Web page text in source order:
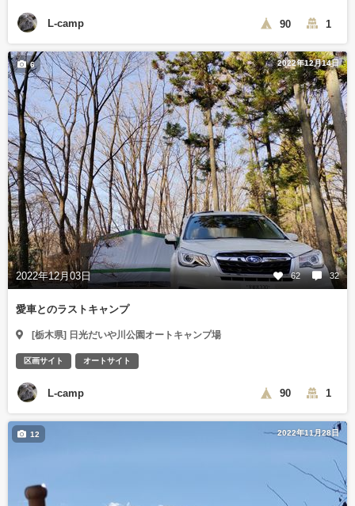
L-camp 90 1
2022年12月14日
2022年12月03日 62 32
6
愛車とのラストキャンプ
[栃木県] 日光だいや川公園オートキャンプ場
区画サイト オートサイト
L-camp 90 1
2022年11月28日
12